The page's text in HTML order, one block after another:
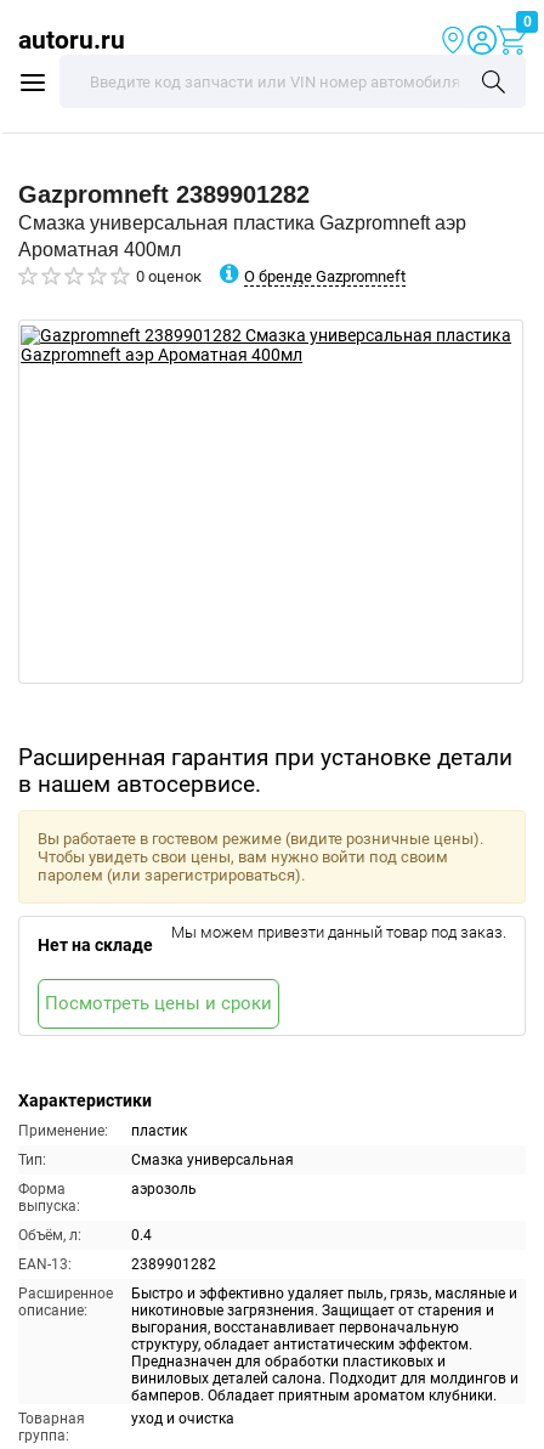
autoru.ru
0
Gazpromneft 2389901282
Смазка универсальная пластика Gazpromneft аэр
Ароматная 400мл
0 оценок О бренде Gazpromneft
Расширенная гарантия при установке детали
в нашем автосервисе.
Характеристики
Применение:
пластик
Тип:
Смазка универсальная
Форма
выпуска:
аэрозоль
Объём, л:
0.4
EAN-13:
2389901282
Расширенное
описание:
Быстро и эффективно удаляет пыль, грязь, масляные и
никотиновые загрязнения. Защищает от старения и
выгорания, восстанавливает первоначальную
структуру, обладает антистатическим эффектом.
Предназначен для обработки пластиковых и
виниловых деталей салона. Подходит для молдингов и
бамперов. Обладает приятным ароматом клубники.
Товарная
группа:
уход и очистка
Вы работаете в гостевом режиме (видите розничные цены).
Чтобы увидеть свои цены, вам нужно войти под своим
паролем (или зарегистрироваться).
Нет на складе
Мы можем привезти данный товар под заказ.
Посмотреть цены и сроки